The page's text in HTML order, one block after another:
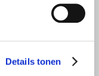
Details tonen
in